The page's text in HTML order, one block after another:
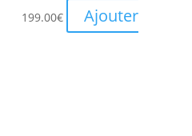
199.00€
Ajouter